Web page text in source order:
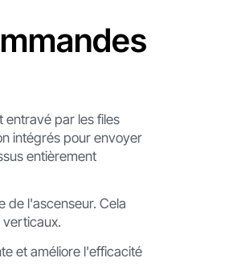
entravé par les files
intégrés pour envoyer
entièrement
de l'ascenseur. Cela
et améliore l'efficacité